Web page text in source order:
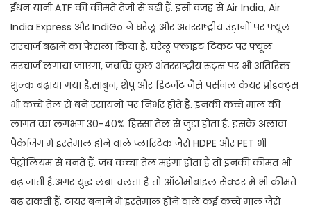
ईंधन यानी ATF की कीमतें तेजी से बढ़ी हैं. इसी वजह से Air India, Air
India Express और IndiGo ने घरेलू और अंतरराष्ट्रीय उड़ानों पर फ्यूल
सरचार्ज बढ़ाने का फैसला किया है. घरेलू फ्लाइट टिकट पर फ्यूल
सरचार्ज लगाया जाएगा, जबकि कुछ अंतरराष्ट्रीय रूट्स पर भी अतिरिक्त
शुल्क बढ़ाया गया है.साबुन, शैंपू और डिटर्जेंट जैसे पर्सनल केयर प्रोडक्ट्स
भी कच्चे तेल से बने रसायनों पर निर्भर होते हैं. इनकी कच्चे माल की
लागत का लगभग 30-40% हिस्सा तेल से जुड़ा होता है. इसके अलावा
पैकेजिंग में इस्तेमाल होने वाले प्लास्टिक जैसे HDPE और PET भी
पेट्रोलियम से बनते हैं. जब कच्चा तेल महंगा होता है तो इनकी कीमत भी
बढ़ जाती है.अगर युद्ध लंबा चलता है तो ऑटोमोबाइल सेक्टर में भी कीमतें
बढ़ सकती हैं. टायर बनाने में इस्तेमाल होने वाले कई कच्चे माल जैसे